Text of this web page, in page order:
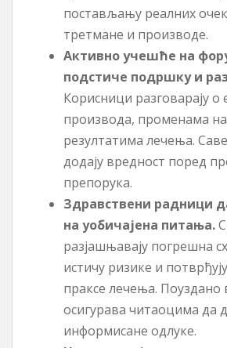
постављању реалних
третмане и производе.
Активно учешће на
подстиче подршку и
Корисници разговарају о
производа, променама
резултатима лечења.
додају вредност поред
препорука.
Здравствени радници
на уобичајена питања.
разјашњавају погрешна
истичу ризике и
праксе лечења.
осигурава читаоцима да
информисане одлуке.